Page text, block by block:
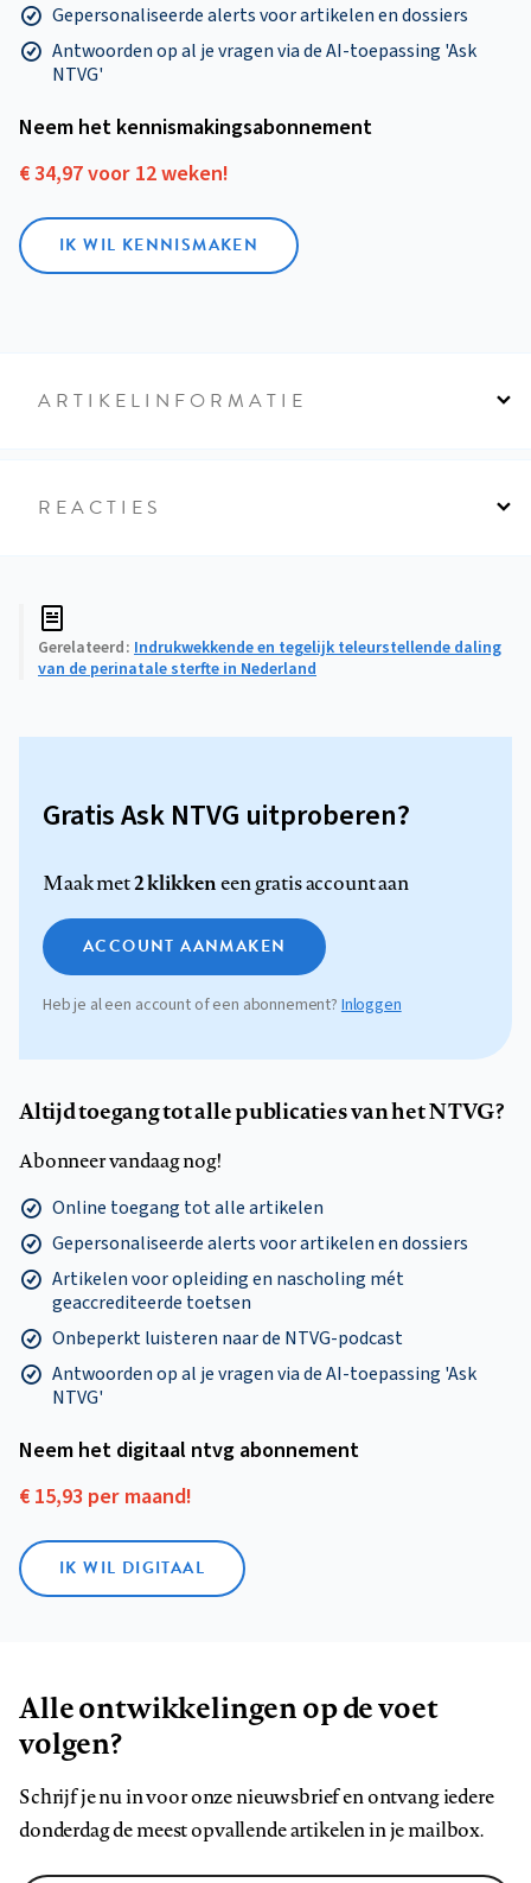
Gepersonaliseerde alerts voor artikelen en dossiers
Antwoorden op al je vragen via de AI-toepassing 'Ask
NTVG'
Neem het kennismakings­abonnement
€ 34,97 voor 12 weken!
IK WIL KENNISMAKEN
ARTIKELINFORMATIE
REACTIES
Gerelateerd Indrukwekkende en tegelijk teleurstellende daling
van de perinatale sterfte in Nederland
Gratis Ask NTVG uitproberen?
Maak met2 klikkeneen gratis account aan
ACCOUNT AANMAKEN
Heb je al een account of een abonnement? Inloggen
Altijd toegang tot alle publicaties van het NTVG?
Abonneer vandaag nog!
Online toegang tot alle artikelen
Gepersonaliseerde alerts voor artikelen en dossiers
Artikelen voor opleiding en nascholing mét
geaccrediteerde toetsen
Onbeperkt luisteren naar de NTVG-podcast
Antwoorden op al je vragen via de AI-toepassing 'Ask
NTVG'
Neem het digitaal ntvg abonnement
€ 15,93 per maand!
IK WIL DIGITAAL
Alle ontwikkelingen op de voet
volgen?
Schrijf je nu in voor onze nieuwsbrief en ontvang iedere
donderdag de meest opvallende artikelen in je mailbox.